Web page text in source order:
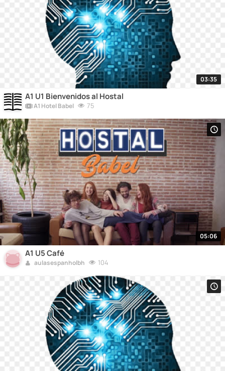
03:35
A1 U1 Bienvenidos al Hostal
A1 Hotel Babel 75
05:06
A1 U5 Café
aulasespanholbh 104